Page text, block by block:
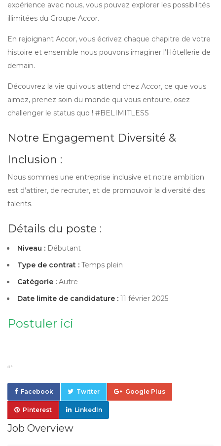
expérience avec nous, vous pouvez explorer les possibilités
illimitées du Groupe Accor.
En rejoignant Accor, vous écrivez chaque chapitre de votre
histoire et ensemble nous pouvons imaginer l’Hôtellerie de
demain.
Découvrez la vie qui vous attend chez Accor, ce que vous
aimez, prenez soin du monde qui vous entoure, osez
challenger le status quo ! #BELIMITLESS
Notre Engagement Diversité &
Inclusion :
Nous sommes une entreprise inclusive et notre ambition
est d’attirer, de recruter, et de promouvoir la diversité des
talents.
Détails du poste :
Niveau : Débutant
Type de contrat : Temps plein
Catégorie : Autre
Date limite de candidature : 11 février 2025
Postuler ici
“`
Facebook Twitter Google Plus
Pinterest LinkedIn
Job Overview